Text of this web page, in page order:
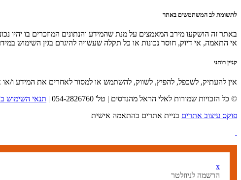
לתשומת לב המשתמשים באתר
באתר זה הושקעו מירב המאמצים על מנת שהמידע והנתונים המוזכרים בו יהיו
אי התאמה, אי דיוק, חוסר נכונות או כל תקלה שעשויה להיגרם בגין השימוש
קניין רוחני
אין להעתיק, לשכפל, להפיץ, לשווק, להשתמש או למסור לאחרים את המידע
© כל הזכויות שמורות לאלי הראל מהנדסים | טל' 054-2826760 |
תנאי השימוש
פוקס עיצוב אתרים בניית אתרים בהתאמה אישית
x
הרשמה לניוזלטר